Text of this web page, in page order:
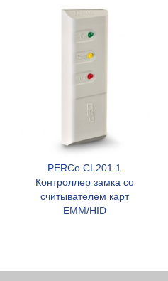
PERCo CL201.1
Контроллер замка со
считывателем карт
EMM/HID